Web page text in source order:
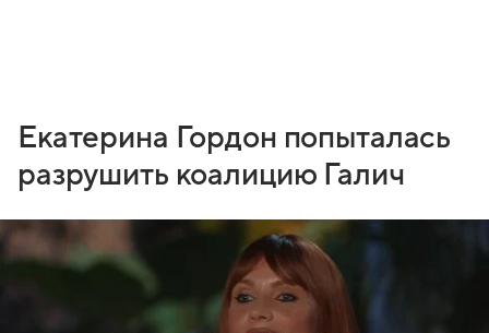
Екатерина Гордон попыталась
разрушить коалицию Галич